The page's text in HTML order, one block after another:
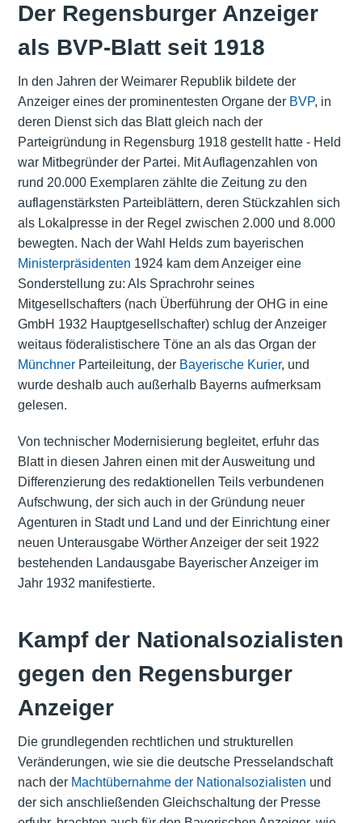
Der Regensburger Anzeiger
als BVP-Blatt seit 1918
In den Jahren der Weimarer Republik bildete der
Anzeiger eines der prominentesten Organe der BVP, in
deren Dienst sich das Blatt gleich nach der
Parteigründung in Regensburg 1918 gestellt hatte - Held
war Mitbegründer der Partei. Mit Auflagenzahlen von
rund 20.000 Exemplaren zählte die Zeitung zu den
auflagenstärksten Parteiblättern, deren Stückzahlen sich
als Lokalpresse in der Regel zwischen 2.000 und 8.000
bewegten. Nach der Wahl Helds zum bayerischen
Ministerpräsidenten 1924 kam dem Anzeiger eine
Sonderstellung zu: Als Sprachrohr seines
Mitgesellschafters (nach Überführung der OHG in eine
GmbH 1932 Hauptgesellschafter) schlug der Anzeiger
weitaus föderalistischere Töne an als das Organ der
MünchnerParteileitung, der Bayerische Kurier, und
wurde deshalb auch außerhalb Bayerns aufmerksam
gelesen.
Von technischer Modernisierung begleitet, erfuhr das
Blatt in diesen Jahren einen mit der Ausweitung und
Differenzierung des redaktionellen Teils verbundenen
Aufschwung, der sich auch in der Gründung neuer
Agenturen in Stadt und Land und der Einrichtung einer
neuen Unterausgabe Wörther Anzeiger der seit 1922
bestehenden Landausgabe Bayerischer Anzeiger im
Jahr 1932 manifestierte.
Kampf der Nationalsozialisten
gegen den Regensburger
Anzeiger
Die grundlegenden rechtlichen und strukturellen
Veränderungen, wie sie die deutsche Presselandschaft
nach der Machtübernahme der Nationalsozialisten und
der sich anschließenden Gleichschaltung der Presse